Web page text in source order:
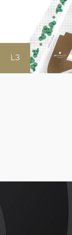
L3